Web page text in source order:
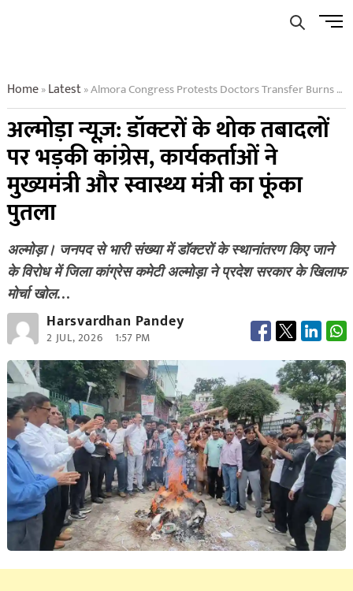
Menu
Home»Latest»Almora Congress Protests Doctors Transfer Burns Effigy Of Cm
अल्मोड़ा न्यूज़: डॉक्टरों के थोक तबादलों
पर भड़की कांग्रेस, कार्यकर्ताओं ने
मुख्यमंत्री और स्वास्थ्य मंत्री का फूंका
पुतला
अल्मोड़ा। जनपद से भारी संख्या में डॉक्टरों के स्थानांतरण किए जाने
के विरोध में जिला कांग्रेस कमेटी अल्मोड़ा ने प्रदेश सरकार के खिलाफ
मोर्चा खोल…
Harsvardhan Pandey
2 JUL, 2026 1:57 PM